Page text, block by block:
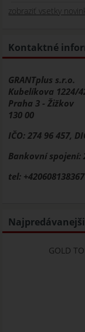
zobraziť vsetky
Kontaktné
GRANTplus s.r.o.
Kubelíkova 1224/
Praha 3 - Žižkov
130 00
IČO: 274 96 457,
Bankovní spojení:
tel: +420608138367
GOLD